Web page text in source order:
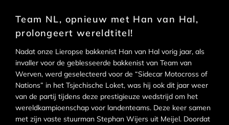
Team NL, opnieuw met Han van Hal,
prolongeert wereldtitel!
Nadat onze Lieropse bakkenist Han van Hal vorig jaar, als
invaller voor de geblesseerde bakkenist van Team van
Werven, werd geselecteerd voor de “Sidecar Motocross of
Nations” in het Tsjechische Loket, was hij ook dit jaar weer
van de partij tijdens deze prestigieuze wedstrijd om het
wereldkampioenschap voor landenteams. Deze keer samen
met zijn vaste stuurman Stephan Wijers uit Meijel. Doordat